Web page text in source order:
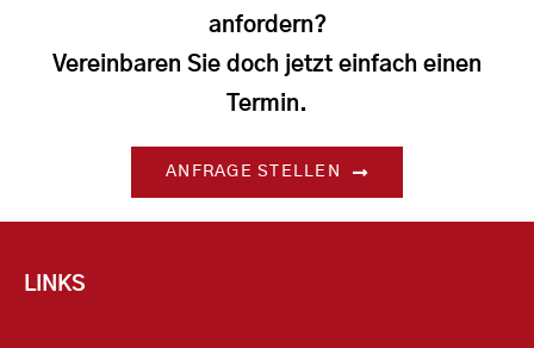
anfordern?
Vereinbaren Sie doch jetzt einfach einen
Termin.
ANFRAGE STELLEN
LINKS